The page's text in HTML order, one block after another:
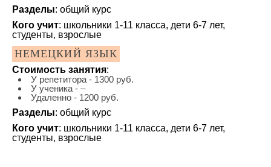
Разделы: общий курс
Кого учит: школьники 1-11 класса, дети 6-7 лет,
студенты, взрослые
НЕМЕЦКИЙ ЯЗЫК
Стоимость занятия:
У репетитора - 1300 руб.
У ученика - –
Удаленно - 1200 руб.
Разделы: общий курс
Кого учит: школьники 1-11 класса, дети 6-7 лет,
студенты, взрослые